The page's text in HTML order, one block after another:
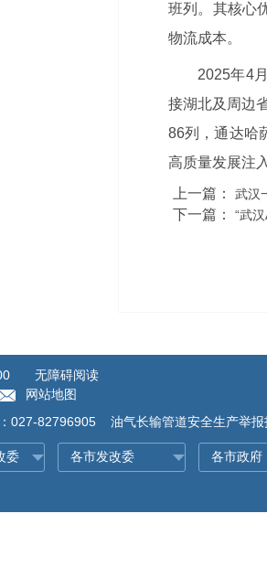
班列。其核心
物流成本。
2025年4
接湖北及周边
86列，通达哈
高质量发展注
上一篇： 武汉
下一篇： “武
无障碍阅读
网站地图
027-82796905 油气长输管道安全生产举